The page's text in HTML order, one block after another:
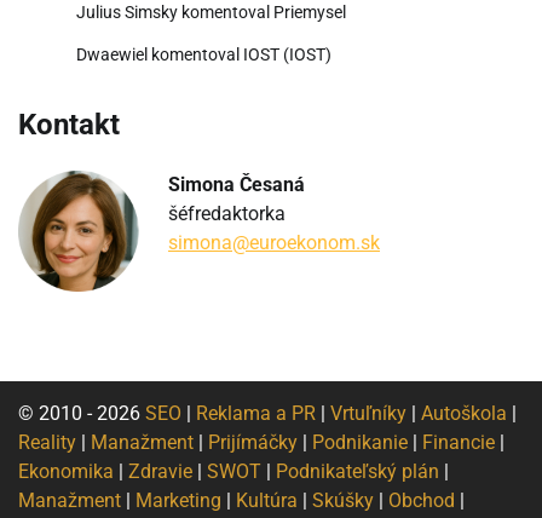
Julius Simsky komentoval Priemysel
Dwaewiel komentoval IOST (IOST)
Kontakt
Simona Česaná
šéfredaktorka
simona@euroekonom.sk
© 2010 - 2026 SEO | Reklama a PR | Vrtuľníky | Autoškola |
Reality | Manažment | Prijímáčky | Podnikanie | Financie |
Ekonomika | Zdravie | SWOT | Podnikateľský plán |
Manažment | Marketing | Kultúra | Skúšky | Obchod |